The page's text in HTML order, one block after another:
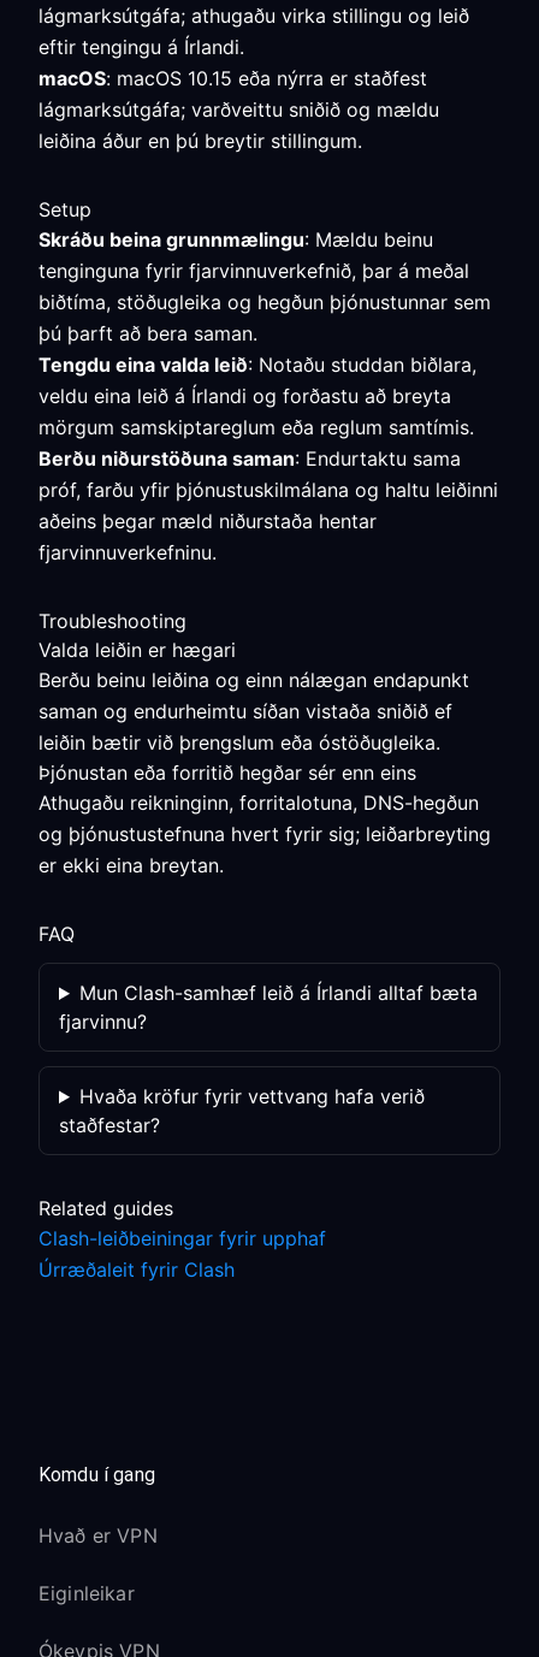
lágmarksútgáfa; athugaðu virka stillingu og leið
eftir tengingu á Írlandi.
macOS: macOS 10.15 eða nýrra er staðfest
lágmarksútgáfa; varðveittu sniðið og mældu
leiðina áður en þú breytir stillingum.
Setup
Skráðu beina grunnmælingu: Mældu beinu
tenginguna fyrir fjarvinnuverkefnið, þar á meðal
biðtíma, stöðugleika og hegðun þjónustunnar sem
þú þarft að bera saman.
Tengdu eina valda leið: Notaðu studdan biðlara,
veldu eina leið á Írlandi og forðastu að breyta
mörgum samskiptareglum eða reglum samtímis.
Berðu niðurstöðuna saman: Endurtaktu sama
próf, farðu yfir þjónustuskilmálana og haltu leiðinni
aðeins þegar mæld niðurstaða hentar
fjarvinnuverkefninu.
Troubleshooting
Valda leiðin er hægari
Berðu beinu leiðina og einn nálægan endapunkt
saman og endurheimtu síðan vistaða sniðið ef
leiðin bætir við þrengslum eða óstöðugleika.
Þjónustan eða forritið hegðar sér enn eins
Athugaðu reikninginn, forritalotuna, DNS-hegðun
og þjónustustefnuna hvert fyrir sig; leiðarbreyting
er ekki eina breytan.
FAQ
Mun Clash-samhæf leið á Írlandi alltaf bæta
fjarvinnu?
Hvaða kröfur fyrir vettvang hafa verið
staðfestar?
Related guides
Clash-leiðbeiningar fyrir upphaf
Úrræðaleit fyrir Clash
Komdu í gang
Hvað er VPN
Eiginleikar
Ókeypis VPN